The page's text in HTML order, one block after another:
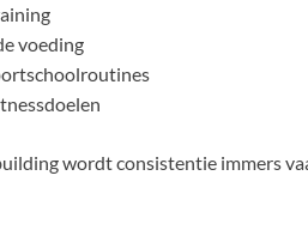
voeding
wordt consistentie immers